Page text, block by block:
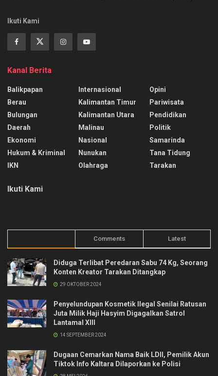
Ikuti Kami
Kanal Berita
Balikpapan
Berau
Bulungan
Daerah
Ekonomi
Hukum & Kriminal
IKN
Internasional
Kalimantan Timur
Kalimantan Utara
Malinau
Nasional
Nunukan
Olahraga
Opini
Pariwisata
Pendidikan
Politik
Samarinda
Tana Tidung
Tarakan
Ikuti Kami
Comments Latest
Diduga Terlibat Peredaran Sabu 74 Kg, Seorang
Konten Kreator Tarakan Ditangkap
29 OKTOBER 2024
Penyelundupan Kosmetik Ilegal Senilai Ratusan
Juta Milik Haji Hasyim Digagalkan Satrol
Lantamal XIII
14 SEPTEMBER 2024
Dugaan Cemarkan Nama Baik LDII, Pemilik Akun
Tiktok Info Kaltara Dilaporkan ke Polisi